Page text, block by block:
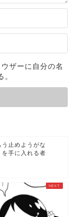
ザーに自分の名
う止めようがな
手に入れる者